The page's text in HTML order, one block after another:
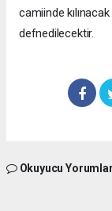
camiinde
defnedilecektir.
Okuyucu